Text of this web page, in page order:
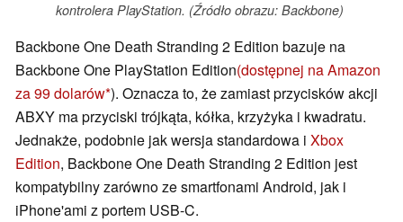
kontrolera PlayStation. (Źródło obrazu: Backbone)
Backbone One Death Stranding 2 Edition bazuje na
Backbone One PlayStation Edition(dostępnej na Amazon
za 99 dolarów ). Oznacza to, że zamiast przycisków akcji
ABXY ma przyciski trójkąta, kółka, krzyżyka i kwadratu.
Jednakże, podobnie jak wersja standardowa i Xbox
Edition, Backbone One Death Stranding 2 Edition jest
kompatybilny zarówno ze smartfonami Android, jak i
iPhone'ami z portem USB-C.